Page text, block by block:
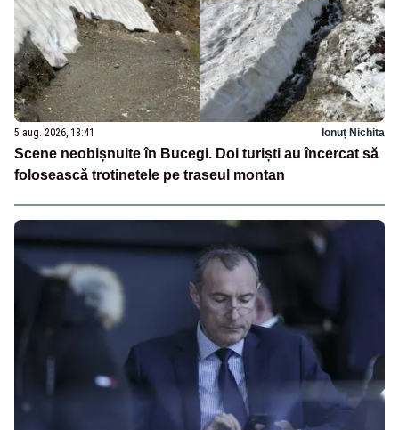
5 aug. 2026, 18:41 Ionuț Nichita
Scene neobișnuite în Bucegi. Doi turiști au încercat să
folosească trotinetele pe traseul montan